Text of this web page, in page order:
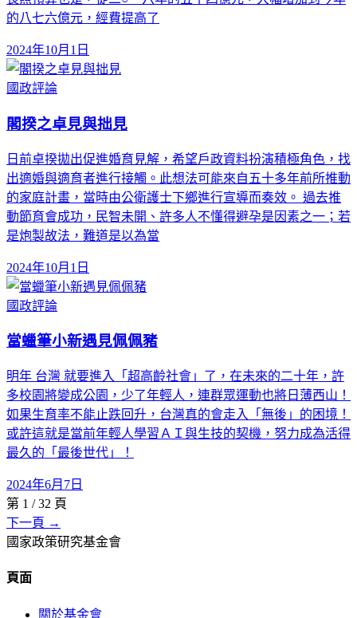
的八七六億元，經費提高了
2024年10月1日
國政評論
閣揆之卓見與拙見
日前卓揆拋出促進婚育見解，希望戶政資料扮演積極角色，找
出適婚與適育者進行接觸。此想法可能來自五十多年前所推動
的家庭計畫，當時由公衛護士下鄉進行宣導而奏效。 過去推
動節育會成功，民智未開、許多人不懂得避孕是因素之一；若
是炮製故法，難道是以為當
2024年10月1日
國政評論
當蠟筆小新遇見佩佩豬
明年 台灣 就要進入「超高齡社會」了，在未來的二十年，許
多校園將變成公園，少了年輕人，連群眾運動也將日薄西山！
如果生育率不能止跌回升，台灣真的會走入「無後」的困境！
或許這就是當前年輕人學習ＡＩ與生技的契機，努力成為活得
最久的「最後世代」！
2024年6月7日
第 1 /32 頁
下一頁 →
國家政策研究基金會
頁面
關於基金會